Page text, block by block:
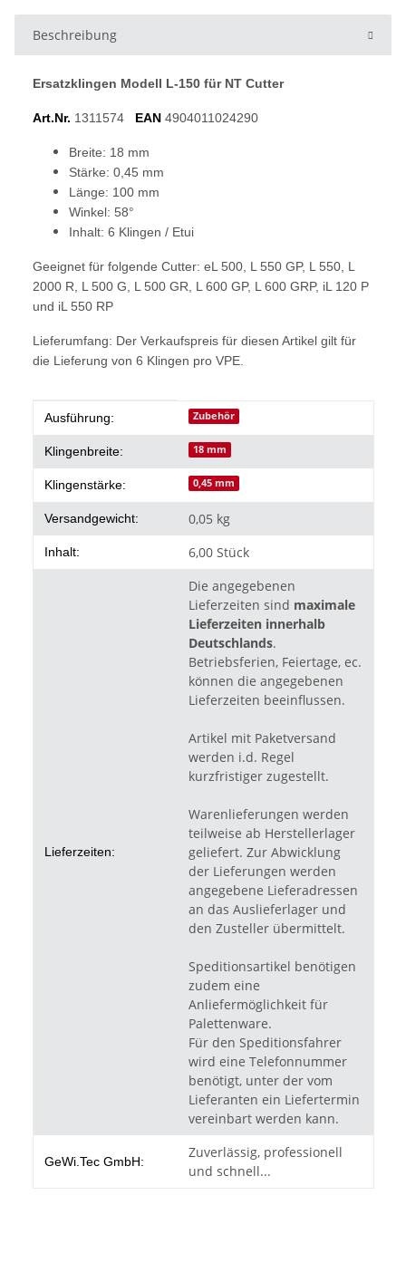
Beschreibung
Ersatzklingen Modell L-150 für NT Cutter
Art.Nr. 1311574 EAN 4904011024290
Breite: 18 mm
Stärke: 0,45 mm
Länge: 100 mm
Winkel: 58°
Inhalt: 6 Klingen / Etui
Geeignet für folgende Cutter: eL 500, L 550 GP, L 550, L
2000 R, L 500 G, L 500 GR, L 600 GP, L 600 GRP, iL 120 P
und iL 550 RP
Lieferumfang: Der Verkaufspreis für diesen Artikel gilt für
die Lieferung von 6 Klingen pro VPE.
Produkteigenschaft
Wert
Ausführung: Zubehör
Klingenbreite: 18 mm
Klingenstärke: 0,45 mm
Versandgewicht: 0,05 kg
Inhalt: 6,00 Stück
Lieferzeiten:
Die angegebenen
Lieferzeiten sind maximale
Lieferzeiten innerhalb
Deutschlands.
Betriebsferien, Feiertage, ec.
können die angegebenen
Lieferzeiten beeinflussen.
Artikel mit Paketversand
werden i.d. Regel
kurzfristiger zugestellt.
Warenlieferungen werden
teilweise ab Herstellerlager
geliefert. Zur Abwicklung
der Lieferungen werden
angegebene Lieferadressen
an das Auslieferlager und
den Zusteller übermittelt.
Speditionsartikel benötigen
zudem eine
Anliefermöglichkeit für
Palettenware.
Für den Speditionsfahrer
wird eine Telefonnummer
benötigt, unter der vom
Lieferanten ein Liefertermin
vereinbart werden kann.
GeWi.Tec GmbH:
Zuverlässig, professionell
und schnell...